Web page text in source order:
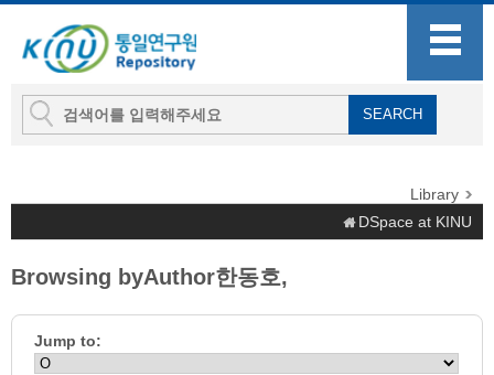
Library
DSpace at KINU
Browsing byAuthor한동호,
Jump to: